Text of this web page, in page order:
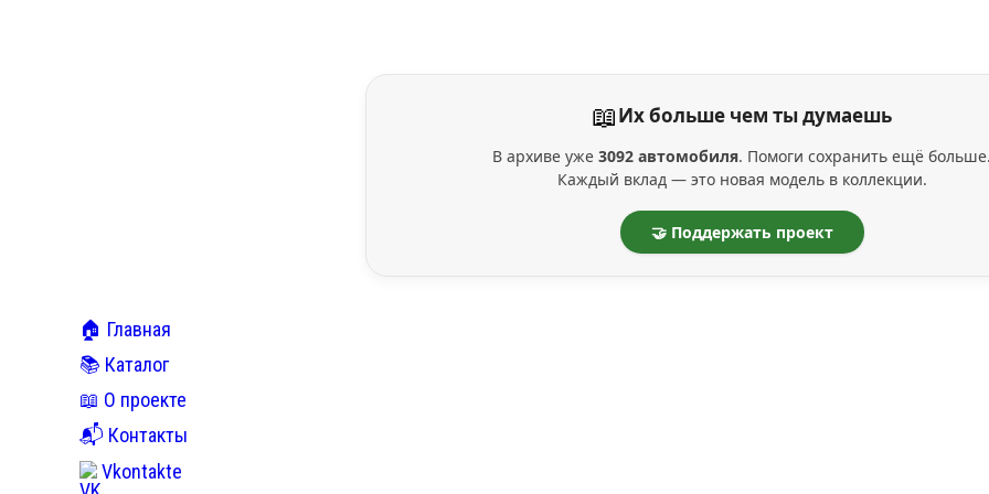
📖Их больше чем ты думаешь
В архиве уже 3092 автомобиля. Помоги сохранить ещё
Каждый вклад — это новая модель в коллекции.
🤝 Поддержать проект
🏠 Главная
📚 Каталог
📖 О проекте
📬 Контакты
Vkontakte